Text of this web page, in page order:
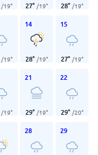
/19° 27° /19° 28° /19°
/19°
14
28° /19°
15
27° /19°
/19°
21
29° /19°
22
29° /20°
28 29